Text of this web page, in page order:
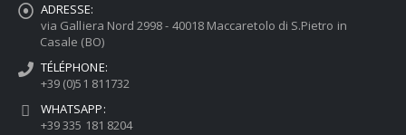
ADRESSE:
via Galliera Nord 2998 - 40018 Maccaretolo di S.Pietro in
Casale (BO)
TÉLÉPHONE:
+39 (0)51 811732
WHATSAPP:
+39 335 181 8204